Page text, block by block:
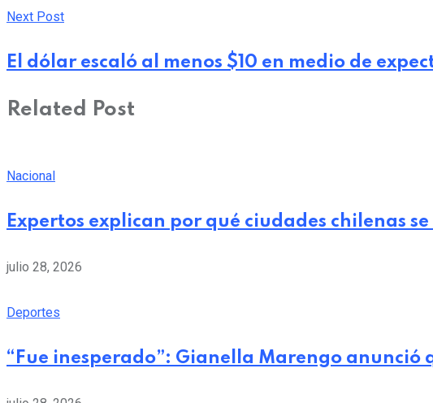
Next Post
El dólar escaló al menos $10 en medio de
Related Post
Nacional
Expertos explican por qué ciudades chilenas
julio 28, 2026
Deportes
“Fue inesperado”: Gianella Marengo anunció